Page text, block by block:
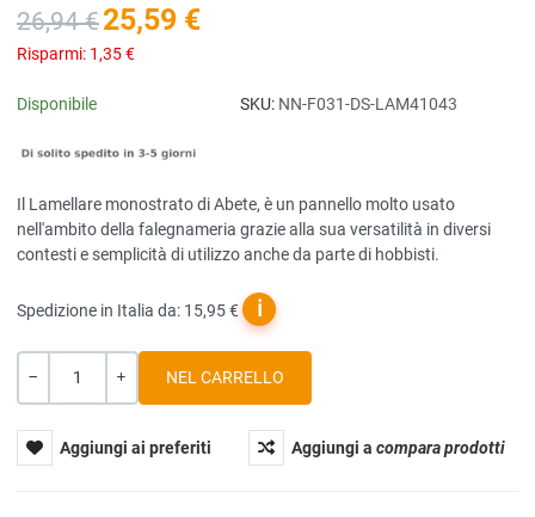
26,94 €25,59 €
Risparmi: 1,35 €
Disponibile SKU: NN-F031-DS-LAM41043
Il Lamellare monostrato di Abete, è un pannello molto usato
nell'ambito della falegnameria grazie alla sua versatilità in diversi
contesti e semplicità di utilizzo anche da parte di hobbisti.
Spedizione in Italia da: 15,95 € ℹ
Quantità
Aggiungi ai preferiti Aggiungi acompara prodotti